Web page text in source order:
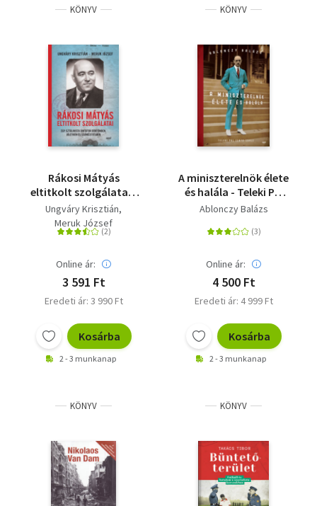
KÖNYV
Rákosi Mátyás
eltitkolt szolgálatai -
Egy sztálinista
diktátor börtönben,
jólétben és
Ungváry Krisztián
Meruk József
Online ár:
3 591 Ft
Eredeti ár: 3 990 Ft
Kosárba
2 - 3 munkanap
KÖNYV
A miniszterelnök élete
és halála - Teleki Pál
(1879-1941)
Ablonczy Balázs
Online ár:
4 500 Ft
Eredeti ár: 4 999 Ft
Kosárba
2 - 3 munkanap
KÖNYV KÖNYV